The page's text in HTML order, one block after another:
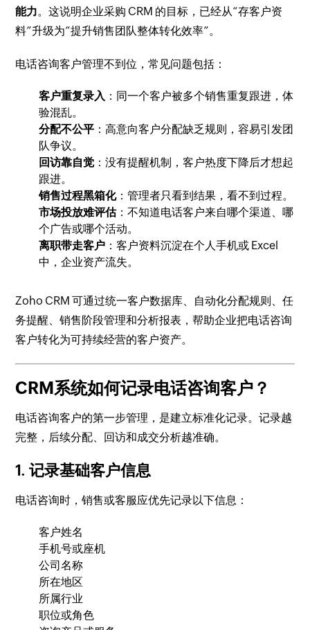
能力。这说明企业采购 CRM 的目标，已经从“存客户资
料”升级为“提升销售团队整体转化效率”。
电话咨询客户管理不到位，常见问题包括：
客户重复录入 ：同一个客户被多个销售重复跟进，体
验混乱。
分配不公平 ：高意向客户分配缺乏规则，容易引发团
队争议。
回访靠自觉：没有提醒机制，客户热度下降后才想起
跟进。
销售过程黑箱化：管理者只看到结果，看不到过程。
市场投放难评估：不知道电话客户来自哪个渠道、哪
个广告或哪个活动。
离职带走客户 ：客户资料沉淀在个人手机或 Excel
中，企业资产流失。
Zoho CRM 可通过统一客户数据库、自动化分配规则、任
务提醒、销售阶段管理和分析报表，帮助企业把电话咨询
客户转化为可持续经营的客户资产。
CRM系统如何记录电话咨询客户？
电话咨询客户的第一步管理，是建立标准化记录。记录越
完整，后续分配、回访和成交分析越准确。
1. 记录基础客户信息
电话咨询时，销售或客服应优先记录以下信息：
客户姓名
手机号或座机
公司名称
所在地区
所属行业
职位或角色